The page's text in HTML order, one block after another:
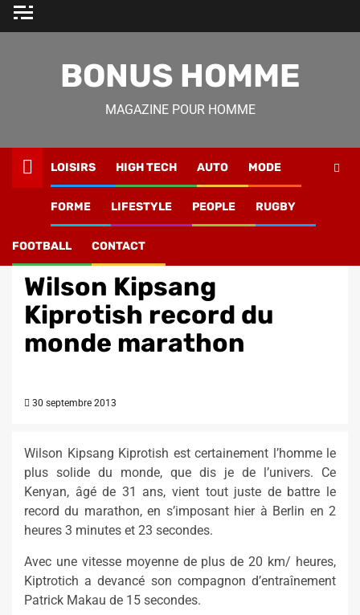
Skip
BONUS HOMME
MAGAZINE POUR HOMME
LOISIRS HIGH TECH AUTO MODE
FORME LIFESTYLE PEOPLE RUGBY
FOOTBALL CONTACT
record du monde marathon
Wilson Kipsang
Kiprotish record du
monde marathon
30 septembre 2013
Wilson Kipsang Kiprotish est certainement l’homme le
plus solide du monde, que dis je de l’univers. Ce
Kenyan, âgé de 31 ans, vient tout juste de battre le
record du marathon, en s’imposant hier à Berlin en 2
heures 3 minutes et 23 secondes.
Avec une vitesse moyenne de plus de 20 km/ heures,
Kiptrotich a devancé son compagnon d’entraînement
Patrick Makau de 15 secondes.